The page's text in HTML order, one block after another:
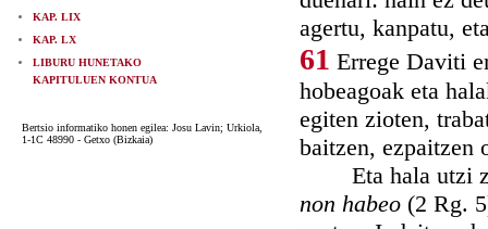
KAP. LIX
KAP. LX
LIBURU HUNETAKO
KAPITULUEN KONTUA
Bertsio informatiko honen egilea: Josu Lavin; Urkiola,
1-1C 48990 - Getxo (Bizkaia)
agertu, kanpatu,
61 Errege Daviti
hobeagoak eta
egiten zioten,
baitzen, ezpaitzen
Eta hala utzi
non habeo (2 Rg.